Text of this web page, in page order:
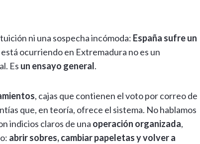
ni una sospecha incómoda: España sufre un
está ocurriendo en Extremadura no es un
Es un ensayo general.
, cajas que contienen el voto por correo de
que, en teoría, ofrece el sistema. No hablamos
indicios claros de una operación organizada,
abrir sobres, cambiar papeletas y volver a